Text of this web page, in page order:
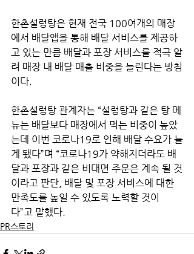
한촌설렁탕은 현재 전국 100여개의 매장
에서 배달앱을 통해 배달 서비스를 제공하
고 있는 만큼 배달과 포장 서비스를 적극 알
려 매장 내 배달 매출 비중을 늘린다는 방침
이다.
한촌설렁탕 관계자는 “설렁탕과 같은 탕 메
뉴는 배달보다 매장에서 먹는 비중이 높았
는데 이번 코로나19로 인해 배달 수요가 늘
게 됐다”며 “코로나19가 약해지더라도 배
달과 포장과 같은 비대면 주문은 계속 될 것
이라고 판단, 배달 및 포장 서비스에 대한
만족도를 높일 수 있도록 노력할 것이
다”고 말했다.
PR스토리